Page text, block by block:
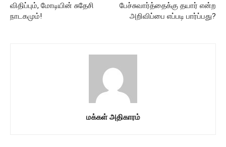
விதிப்பும், மோடியின் சுதேசி
நாடகமும்!
பேச்சுவார்த்தைக்கு தயார் என்ற
அறிவிப்பை எப்படி பார்ப்பது?
மக்கள் அதிகாரம்